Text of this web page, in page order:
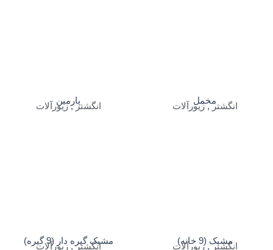
مخمل
انگشتر, زیورآلات
پارمین
انگشتر, زیورآلات
مشبک (9 خانه)
انگشتر, زیورآلات
مشبک گیره دار (9 گیره)
انگشتر, زیورآلات